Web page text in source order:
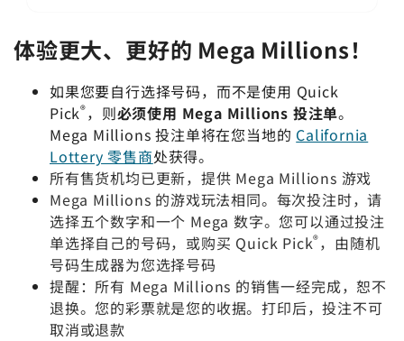
体验更大、更好的 Mega Millions！
如果您要自行选择号码，而不是使用 Quick
Pick®，则必须使用 Mega Millions 投注单。
Mega Millions 投注单将在您当地的 California
Lottery 零售商处获得。
所有售货机均已更新，提供 Mega Millions 游戏
Mega Millions 的游戏玩法相同。每次投注时，请
选择五个数字和一个 Mega 数字。您可以通过投注
单选择自己的号码，或购买 Quick Pick®，由随机
号码生成器为您选择号码
提醒：所有 Mega Millions 的销售一经完成，恕不
退换。您的彩票就是您的收据。打印后，投注不可
取消或退款